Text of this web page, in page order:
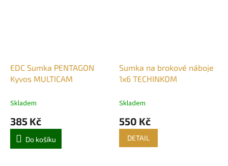
EDC Sumka PENTAGON
Kyvos MULTICAM
Skladem
385 Kč
Do košíku
Sumka na brokové náboje
1x6 TECHINKOM
Skladem
550 Kč
DETAIL